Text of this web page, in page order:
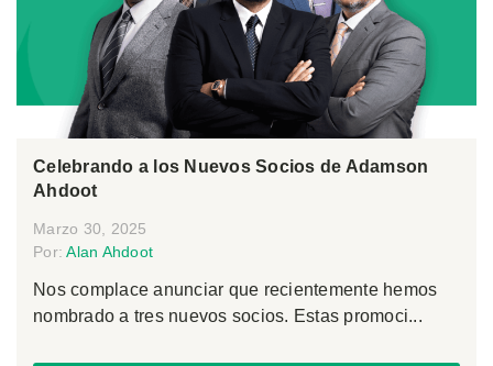
Celebrando a los Nuevos Socios de Adamson
Ahdoot
Marzo 30, 2025
Por:Alan Ahdoot
Nos complace anunciar que recientemente hemos
nombrado a tres nuevos socios. Estas promoci...